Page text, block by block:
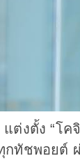
ต่งตั้ง “โค
กทัชพอยต์